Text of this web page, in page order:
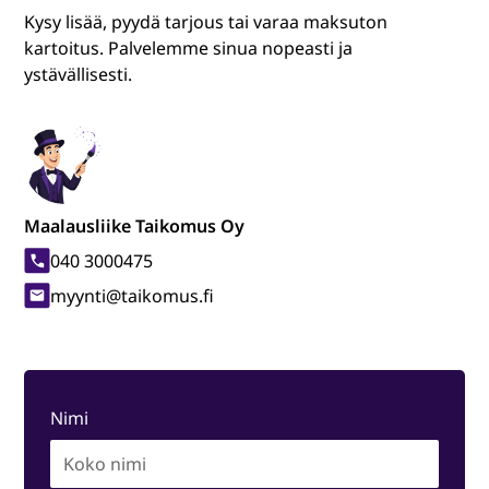
Kysy lisää, pyydä tarjous tai varaa maksuton
kartoitus. Palvelemme sinua nopeasti ja
ystävällisesti.
Maalausliike Taikomus Oy
040 3000475
myynti@taikomus.fi
Nimi